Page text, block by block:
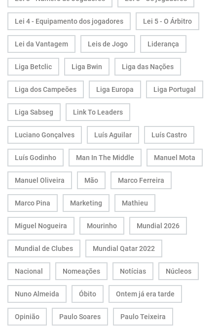
Lei 4 - Equipamento dos jogadores Lei 5 - O Árbitro
Lei da Vantagem Leis de Jogo Liderança
Liga Betclic Liga Bwin Liga das Nações
Liga dos Campeões Liga Europa Liga Portugal
Liga Sabseg Link To Leaders
Luciano Gonçalves Luís Aguilar Luís Castro
Luís Godinho Man In The Middle Manuel Mota
Manuel Oliveira Mão Marco Ferreira
Marco Pina Marketing Mathieu
Miguel Nogueira Mourinho Mundial 2026
Mundial de Clubes Mundial Qatar 2022
Nacional Nomeações Notícias Núcleos
Nuno Almeida Óbito Ontem já era tarde
Opinião Paulo Soares Paulo Teixeira